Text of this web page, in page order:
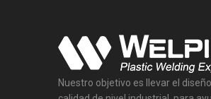
Nuestro objetivo es llevar el